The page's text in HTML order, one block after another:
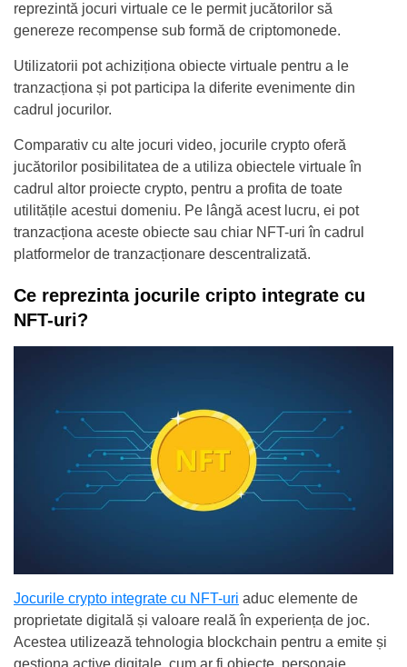
reprezintă jocuri virtuale ce le permit jucătorilor să
genereze recompense sub formă de criptomonede.
Utilizatorii pot achiziționa obiecte virtuale pentru a le
tranzacționa și pot participa la diferite evenimente din
cadrul jocurilor.
Comparativ cu alte jocuri video, jocurile crypto oferă
jucătorilor posibilitatea de a utiliza obiectele virtuale în
cadrul altor proiecte crypto, pentru a profita de toate
utilitățile acestui domeniu. Pe lângă acest lucru, ei pot
tranzacționa aceste obiecte sau chiar NFT-uri în cadrul
platformelor de tranzacționare descentralizată.
Ce reprezinta jocurile cripto integrate cu
NFT-uri?
Jocurile crypto integrate cu NFT-uri aduc elemente de
proprietate digitală și valoare reală în experiența de joc.
Acestea utilizează tehnologia blockchain pentru a emite și
gestiona active digitale, cum ar fi obiecte, personaje,